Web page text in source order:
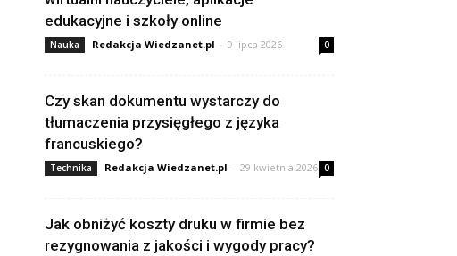
edukacyjne i szkoły online
Nauka Redakcja Wiedzanet.pl - 9 lipca 2026 0
Czy skan dokumentu wystarczy do
tłumaczenia przysięgłego z języka
francuskiego?
Technika Redakcja Wiedzanet.pl - 29 kwietnia 2026 0
Jak obniżyć koszty druku w firmie bez
rezygnowania z jakości i wygody pracy?